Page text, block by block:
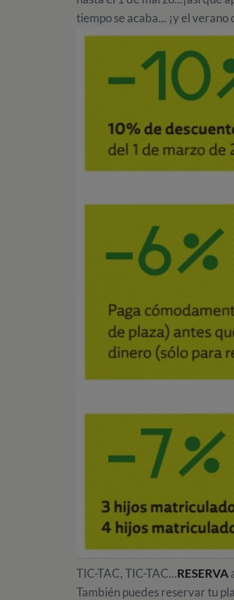
tiempo se acaba... ¡y el
TIC-TAC, TIC-TAC...RESERVA
También puedes reservar tu